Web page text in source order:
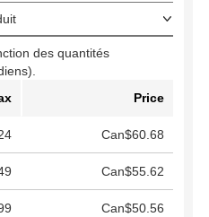
des quantités
Price
Can$60.68
Can$55.62
Can$50.56